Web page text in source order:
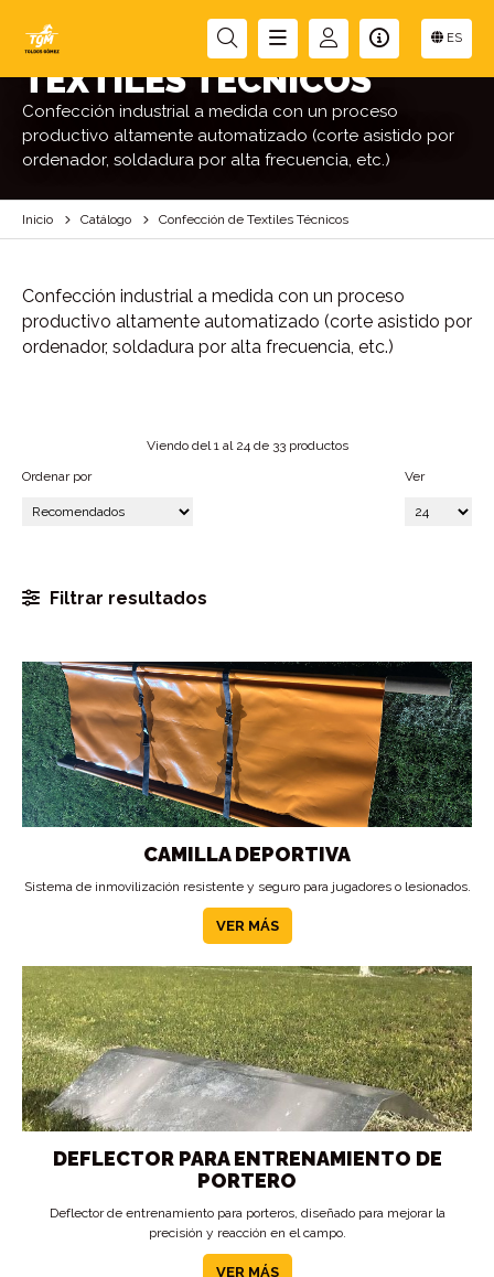
ES
CONFECCIÓN DE
TEXTILES TÉCNICOS
Confección industrial a medida con un proceso
productivo altamente automatizado (corte asistido por
ordenador, soldadura por alta frecuencia, etc.)
Inicio Catálogo Confección de Textiles Técnicos
Confección industrial a medida con un proceso
productivo altamente automatizado (corte asistido por
ordenador, soldadura por alta frecuencia, etc.)
Viendo del 1 al 24 de 33 productos
Ordenar por
Ver
Filtrar resultados
CAMILLA DEPORTIVA
Sistema de inmovilización resistente y seguro para jugadores o lesionados.
VER MÁS
DEFLECTOR PARA ENTRENAMIENTO DE
PORTERO
Deflector de entrenamiento para porteros, diseñado para mejorar la
precisión y reacción en el campo.
VER MÁS